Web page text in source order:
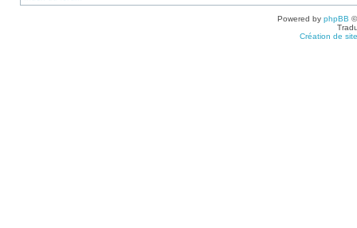
Powered by phpBB
Création de